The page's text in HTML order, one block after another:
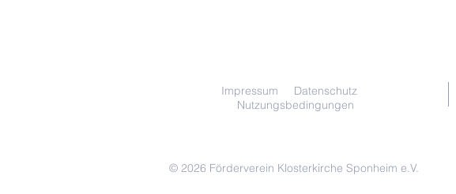
Impressum
Datenschutz
Nutzungsbedingungen
© 2026 Förderverein Klosterkirche Sponheim e.V.